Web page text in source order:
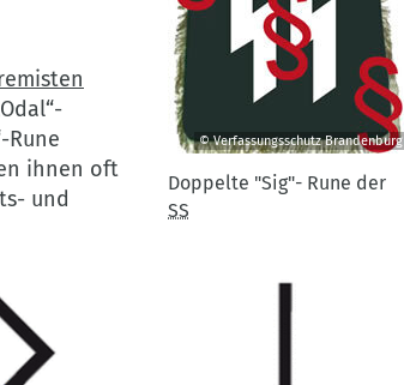
"Sig"-
Rune
© Verfassungsschutz Brandenburg
Doppelte "Sig"- Rune der
SS
Rune
ihnen oft
und